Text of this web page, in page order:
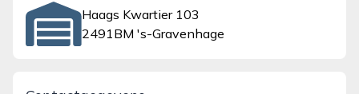
Haags Kwartier 103
2491BM 's-Gravenhage